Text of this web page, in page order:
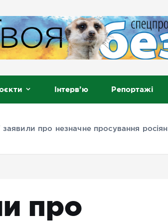
Інтерв’ю Репортажі
заявили про незначне просування
про